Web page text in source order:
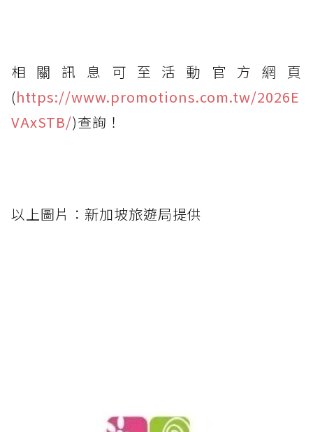
相關訊息可至活動官方網頁
(https://www.promotions.com.tw/2026E
VAxSTB/)查詢！
以上圖片：新加坡旅遊局提供